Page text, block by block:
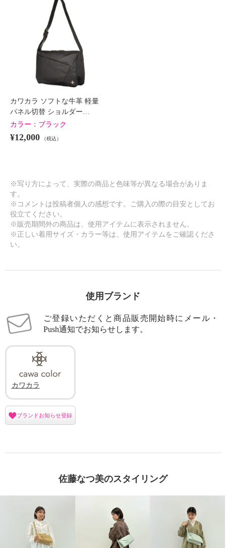
カワカラ ソフトな牛革 軽量
パネル切替 ショルダー…
カラー： ブラック
¥12,000 （税込）
※写り方によって、実際の商品と色味等が異なる場合がありま
す。
※コメントは投稿者個人の感想です。ご購入の際の目安としてお
役立てください。
※販売期間外の商品は、使用アイテムに表示されません。
※正しい着用サイズ・カラー等は、使用アイテムをご確認くださ
い。
使用ブランド
ご登録いただくと商品販売開始時にメール・
Push通知でお知らせします。
カワカラ
ブランドお知らせ登録
佐藤なつ美のスタイリング